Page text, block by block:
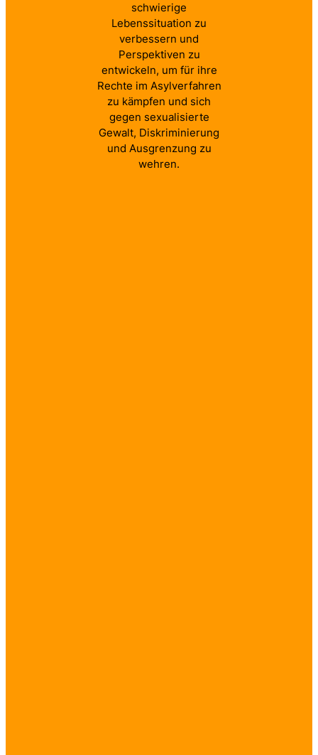
schwierige
Lebenssituation zu
verbessern und
Perspektiven zu
entwickeln, um für ihre
Rechte im Asylverfahren
zu kämpfen und sich
gegen sexualisierte
Gewalt, Diskriminierung
und Ausgrenzung zu
wehren.